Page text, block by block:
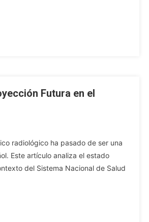
Futura en el
radiológico ha pasado de ser una
Este artículo analiza el estado
del Sistema Nacional de Salud